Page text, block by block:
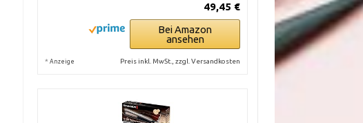
49,45 €
Bei Amazon
ansehen
* Anzeige Preis inkl. MwSt., zzgl. Versandkosten